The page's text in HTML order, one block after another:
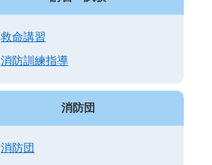
救命講習
消防訓練指導
消防団
消防団